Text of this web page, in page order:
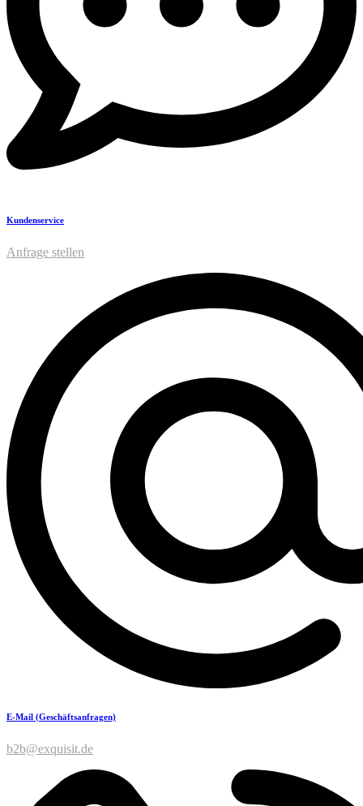
Kundenservice
Anfrage stellen
E-Mail (Geschäftsanfragen)
b2b@exquisit.de